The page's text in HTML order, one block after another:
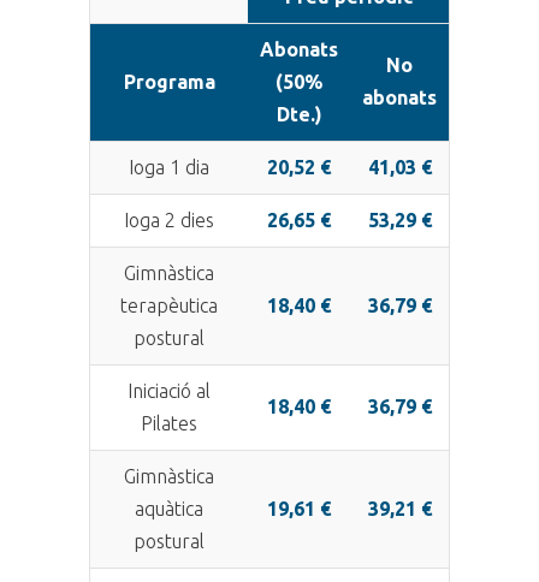
Programa
Abonats
(50%
Dte.)
No
abonats
Ioga 1 dia 20,52 € 41,03 €
Ioga 2 dies 26,65 € 53,29 €
Gimnàstica
terapèutica
postural
18,40 € 36,79 €
Iniciació al
Pilates
18,40 € 36,79 €
Gimnàstica
aquàtica
postural
19,61 € 39,21 €